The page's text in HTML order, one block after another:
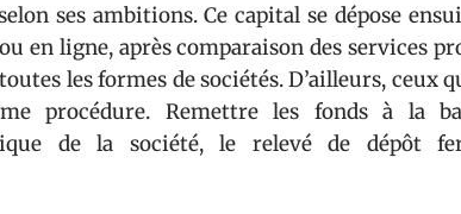
ses ambitions. Ce capital se dépose
en ligne, après comparaison des services
les formes de sociétés. D’ailleurs, ceux
procédure. Remettre les fonds à la
de la société, le relevé de dépôt